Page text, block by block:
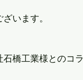
います。
橋工業様とのコ